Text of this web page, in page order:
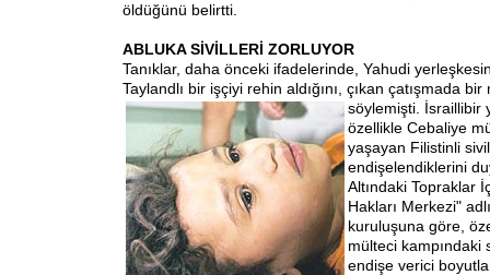
öldüğünü belirtti.
ABLUKA SİVİLLERİ ZORLUYOR
Tanıklar, daha önceki ifadelerinde, Yahudi
Taylandlı bir işçiyi rehin aldığını, çıkan çatışmada
söylemişti. İsraillibir
özellikle Cebaliye
yaşayan Filistinli
endişelendiklerini
Altındaki Topraklar
Hakları Merkezi"
kuruluşuna göre,
mülteci kampındaki
endişe verici